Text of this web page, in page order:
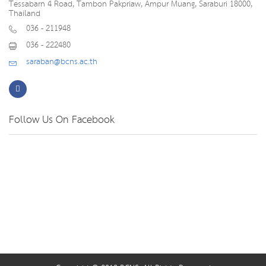
Tessabarn 4 Road, Tambon Pakpriaw, Ampur Muang, Saraburi 18000,
Thailand
036 - 211948
036 - 222480
saraban@bcns.ac.th
Follow Us On Facebook